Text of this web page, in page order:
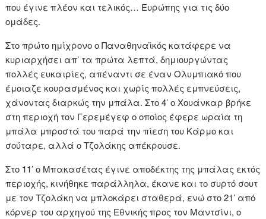
που έγινε πλέον και τελικός… Ευρώπης για τις δύο
ομάδες.
Στο πρώτο ημίχρονο ο Παναθηναϊκός κατάφερε να
κυριαρχήσει απ’ τα πρώτα λεπτά, δημιουργώντας
πολλές ευκαιρίες, απέναντι σε έναν Ολυμπιακό που
έμοιαζε κουρασμένος και χωρίς πολλές εμπνεύσεις,
χάνοντας διαρκώς την μπάλα. Στο 4’ ο Χουάνκαρ βρήκε
στη περιοχή τον Γερεμέγεφ ο οποίος έφερε ωραία τη
μπάλα μπροστά του παρά την πίεση του Κάρμο και
σούταρε, αλλά ο Τζολάκης απέκρουσε.
Στο 11’ ο Μπακασέτας έγινε αποδέκτης της μπάλας εκτός
περιοχής, κινήθηκε παράλληλα, έκανε και το συρτό σουτ
με τον Τζολάκη να μπλοκάρει σταθερά, ενώ στο 21’ από
κόρνερ του αρχηγού της Εθνικής προς τον Μαντσίνι, ο